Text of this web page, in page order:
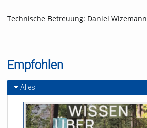
Technische Betreuung: Daniel Wizemann
Empfohlen
Alles